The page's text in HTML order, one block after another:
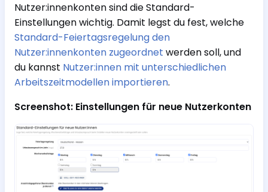
Nutzer:innenkonten sind die Standard-
Einstellungen wichtig. Damit legst du fest, welche
Standard-Feiertagsregelung den
Nutzer:innenkonten zugeordnet werden soll, und
du kannst Nutzer:innen mit unterschiedlichen
Arbeitszeitmodellen importieren.
Screenshot: Einstellungen für neue Nutzerkonten